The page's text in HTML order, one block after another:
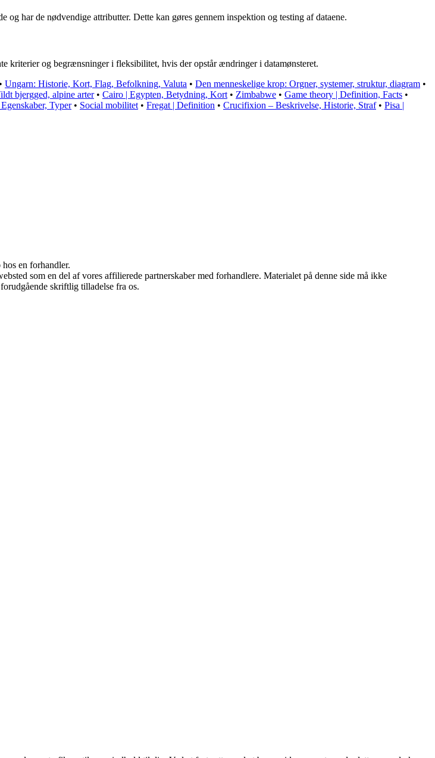
har de nødvendige attributter. Dette kan gøres gennem inspektion og testing af dataene.
kriterier og begrænsninger i fleksibilitet, hvis der opstår ændringer i datamønsteret.
• Ungarn: Historie, Kort, Flag, Befolkning, Valuta • Den menneskelige krop: Orgner, systemer, struktur, diagram •
bjergged, alpine arter• Cairo | Egypten, Betydning, Kort • Zimbabwe • Game theory | Definition, Facts •
Typer• Social mobilitet • Fregat | Definition • Crucifixion – Beskrivelse, Historie, Straf• Pisa |
en forhandler.
som en del af vores affilierede partnerskaber med forhandlere. Materialet på denne side må ikke
skriftlig tilladelse fra os.